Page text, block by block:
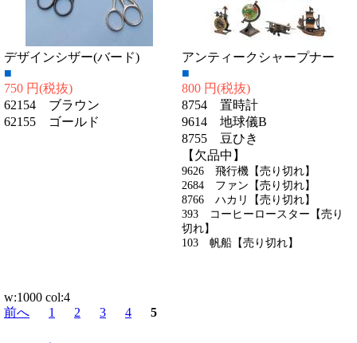
デザインシザー(バード)
■
750 円(税抜)
62154 ブラウン
62155 ゴールド
アンティークシャープナー
■
800 円(税抜)
8754 置時計
9614 地球儀B
8755 豆ひき
【欠品中】
9626 飛行機【売り切れ】
2684 ファン【売り切れ】
8766 ハカリ【売り切れ】
393 コーヒーロースター【売り
切れ】
103 帆船【売り切れ】
w:1000 col:4
前へ
1 2 3 4 5